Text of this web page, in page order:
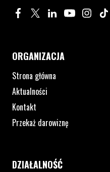
Profil na Facebook.
Profil na Twitter.
Profil naProfil na
ORGANIZACJA
Strona główna
Aktualności
Kontakt
Przekaż darowiznę
DZIAŁALNOŚĆ